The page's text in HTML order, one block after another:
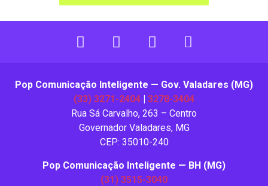
Pop Comunicação Inteligente — Gov. Valadares (MG)
(33) 3271-2404
3278-3404
Rua Sá Carvalho, 263 – Centro
Governador Valadares, MG
CEP: 35010-240
Pop Comunicação Inteligente — BH (MG)
(31) 3515-3040